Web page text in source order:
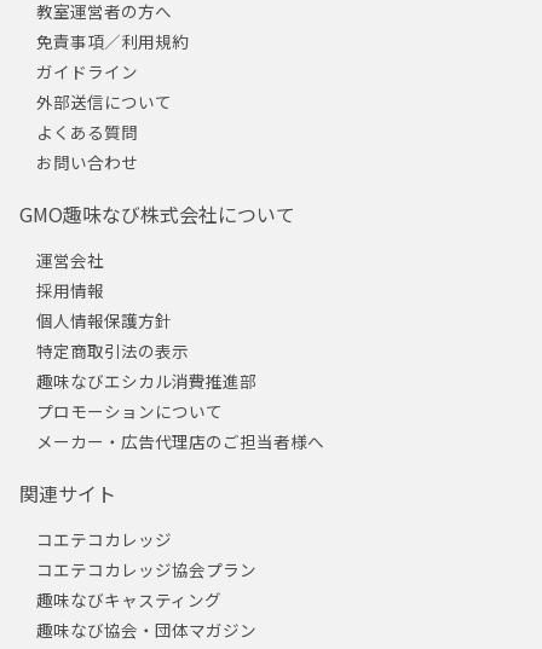
教室運営者の方へ
免責事項／利用規約
ガイドライン
外部送信について
よくある質問
お問い合わせ
GMO趣味なび株式会社について
運営会社
採用情報
個人情報保護方針
特定商取引法の表示
趣味なびエシカル消費推進部
プロモーションについて
メーカー・広告代理店のご担当者様へ
関連サイト
コエテコカレッジ
コエテコカレッジ協会プラン
趣味なびキャスティング
趣味なび協会・団体マガジン